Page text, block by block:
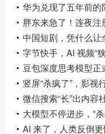
华为兑现了五年前的
胖东来急了！连夜注
中国短剧，凭什么让
字节快手，AI 视频“
豆包深度思考模型
竖屏“杀疯了”，影视
微信搜索“长”出内容
大模型不停进步，“
AI 来了，人类反倒更